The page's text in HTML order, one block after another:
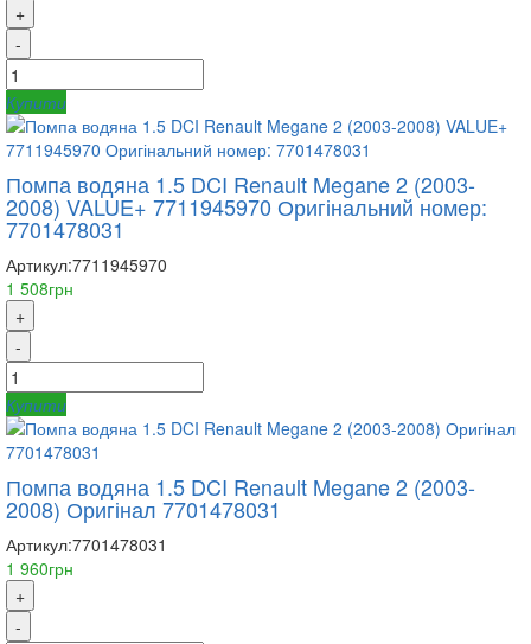
+
-
Купити
Помпа водяна 1.5 DCI Renault Megane 2 (2003-
2008) VALUE+ 7711945970 Оригінальний номер:
7701478031
Артикул:7711945970
1 508грн
+
-
Купити
Помпа водяна 1.5 DCI Renault Megane 2 (2003-
2008) Оригінал 7701478031
Артикул:7701478031
1 960грн
+
-